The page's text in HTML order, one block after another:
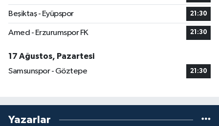
Beşiktaş - Eyüpspor 21:30
Amed - Erzurumspor FK 21:30
17 Ağustos, Pazartesi
Samsunspor - Göztepe
21:30
Yazarlar